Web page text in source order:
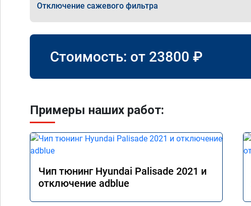
Отключение сажевого фильтра
Стоимость: от 23800 ₽
Примеры наших работ:
Чип тюнинг Hyundai Palisade 2021 и
отключение adblue